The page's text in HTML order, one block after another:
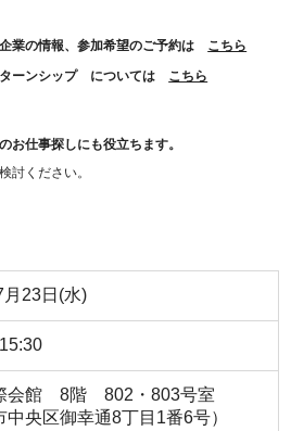
業の情報、参加希望のご予約は こちら
ターンシップ については こちら
お仕事探しにも役立ちます。
討ください。
23日(水)
会館 8階 802・803号室
中央区御幸通8丁目1番6号）